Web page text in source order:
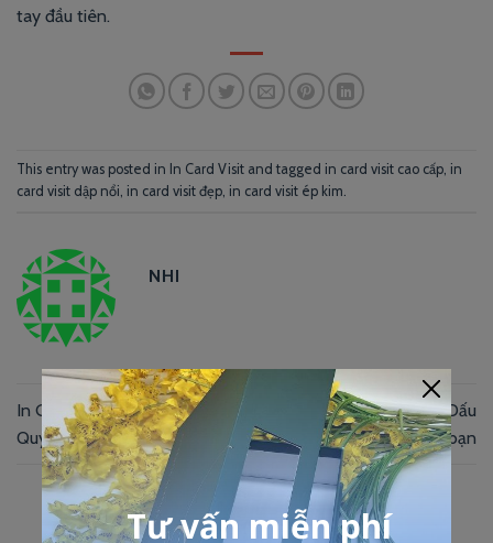
tay đầu tiên.
This entry was posted in In Card Visit and tagged in card visit cao cấp in
card visit dập nổi in card visit đẹp in card visit ép kim
NHI
In Giấy Tiêu Đề Giá Rẻ – Bí
Quyết Bật mí
Folder đựng tài liệu đẹp – Dấu
ấn của bạn